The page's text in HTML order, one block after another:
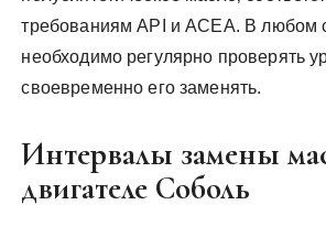
требованиям API и ACEA. В любом
необходимо регулярно проверять
своевременно его заменять.
Интервалы замены
двигателе Соболь